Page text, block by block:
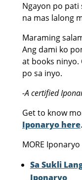
Ngayon po
na mas lalong
Maraming
Ang dami ko
at books ninyo.
po sa inyo.
-A certified
Get to know
Iponaryo here.
MORE
Sa Sukli
Iponaryo